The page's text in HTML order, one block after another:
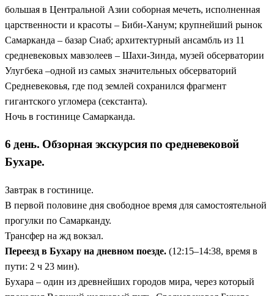
большая в Центральной Азии соборная мечеть, исполненная
царственности и красоты – Биби-Ханум; крупнейший рынок
Самарканда – базар Сиаб; архитектурный ансамбль из 11
средневековых мавзолеев – Шахи-Зинда, музей обсерватории
Улугбека –одной из самых значительных обсерваторий
Средневековья, где под землей сохранился фрагмент
гигантского угломера (секстанта).
Ночь в гостинице Самарканда.
6 день. Обзорная экскурсия по средневековой
Бухаре.
Завтрак в гостинице.
В первой половине дня свободное время для самостоятельной
прогулки по Самарканду.
Трансфер на жд вокзал.
Переезд в Бухару на дневном поезде. (12:15–14:38, время в
пути: 2 ч 23 мин).
Бухара – один из древнейших городов мира, через который